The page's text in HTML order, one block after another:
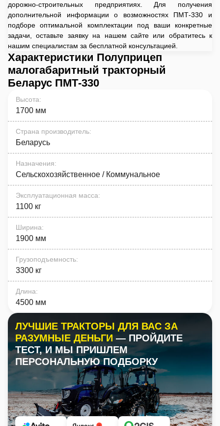
дорожно-строительных предприятиях. Для получения
дополнительной информации о возможностях ПМТ-330 и
подборе оптимальной комплектации под ваши конкретные
задачи, оставьте заявку на нашем сайте или обратитесь к
нашим специалистам за бесплатной консультацией.
Характеристики Полуприцеп
малогабаритный тракторный
Беларус ПМТ-330
Высота:
1700 мм
Страна производитель:
Беларусь
Назначения:
Сельскохозяйственное / Коммунальное
Эксплуатационная масса:
1100 кг
Ширина:
1900 мм
Грузоподъемность:
3300 кг
Длина:
4500 мм
ЛУЧШИЕ ТРАКТОРЫ ДЛЯ ВАС ЗА
РАЗУМНЫЕ ДЕНЬГИ — ПРОЙДИТЕ
ТЕСТ, И МЫ ПРИШЛЕМ
ПЕРСОНАЛЬНУЮ ПОДБОРКУ